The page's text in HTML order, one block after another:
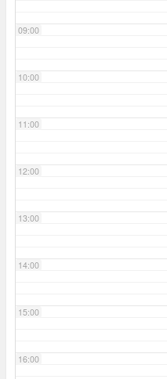
09:00
10:00
11:00
12:00
13:00
14:00
15:00
16:00